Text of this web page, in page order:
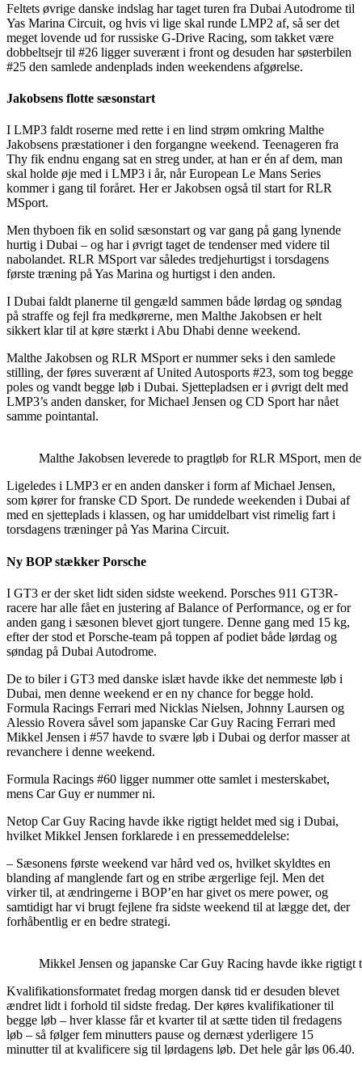
Feltets øvrige danske indslag har taget turen fra Dubai Autodrome til
Yas Marina Circuit, og hvis vi lige skal runde LMP2 af, så ser det
meget lovende ud for russiske G-Drive Racing, som takket være
dobbeltsejr til #26 ligger suverænt i front og desuden har søsterbilen
#25 den samlede andenplads inden weekendens afgørelse.
Jakobsens flotte sæsonstart
I LMP3 faldt roserne med rette i en lind strøm omkring Malthe
Jakobsens præstationer i den forgangne weekend. Teenageren fra
Thy fik endnu engang sat en streg under, at han er én af dem, man
skal holde øje med i LMP3 i år, når European Le Mans Series
kommer i gang til foråret. Her er Jakobsen også til start for RLR
MSport.
Men thyboen fik en solid sæsonstart og var gang på gang lynende
hurtig i Dubai – og har i øvrigt taget de tendenser med videre til
nabolandet. RLR MSport var således tredjehurtigst i torsdagens
første træning på Yas Marina og hurtigst i den anden.
I Dubai faldt planerne til gengæld sammen både lørdag og søndag
på straffe og fejl fra medkørerne, men Malthe Jakobsen er helt
sikkert klar til at køre stærkt i Abu Dhabi denne weekend.
Malthe Jakobsen og RLR MSport er nummer seks i den samlede
stilling, der føres suverænt af United Autosports #23, som tog begge
poles og vandt begge løb i Dubai. Sjettepladsen er i øvrigt delt med
LMP3’s anden dansker, for Michael Jensen og CD Sport har nået
samme pointantal.
Malthe Jakobsen leverede to pragtløb for RLR MSport, men
Ligeledes i LMP3 er en anden dansker i form af Michael Jensen,
som kører for franske CD Sport. De rundede weekenden i Dubai af
med en sjetteplads i klassen, og har umiddelbart vist rimelig fart i
torsdagens træninger på Yas Marina Circuit.
Ny BOP stækker Porsche
I GT3 er der sket lidt siden sidste weekend. Porsches 911 GT3R-
racere har alle fået en justering af Balance of Performance, og er for
anden gang i sæsonen blevet gjort tungere. Denne gang med 15 kg,
efter der stod et Porsche-team på toppen af podiet både lørdag og
søndag på Dubai Autodrome.
De to biler i GT3 med danske islæt havde ikke det nemmeste løb i
Dubai, men denne weekend er en ny chance for begge hold.
Formula Racings Ferrari med Nicklas Nielsen, Johnny Laursen og
Alessio Rovera såvel som japanske Car Guy Racing Ferrari med
Mikkel Jensen i #57 havde to svære løb i Dubai og derfor masser at
revanchere i denne weekend.
Formula Racings #60 ligger nummer otte samlet i mesterskabet,
mens Car Guy er nummer ni.
Netop Car Guy Racing havde ikke rigtigt heldet med sig i Dubai,
hvilket Mikkel Jensen forklarede i en pressemeddelelse:
– Sæsonens første weekend var hård ved os, hvilket skyldtes en
blanding af manglende fart og en stribe ærgerlige fejl. Men det
virker til, at ændringerne i BOP’en har givet os mere power, og
samtidigt har vi brugt fejlene fra sidste weekend til at lægge det, der
forhåbentlig er en bedre strategi.
Mikkel Jensen og japanske Car Guy Racing havde ikke
Kvalifikationsformatet fredag morgen dansk tid er desuden blevet
ændret lidt i forhold til sidste fredag. Der køres kvalifikationer til
begge løb – hver klasse får et kvarter til at sætte tiden til fredagens
løb – så følger fem minutters pause og dernæst yderligere 15
minutter til at kvalificere sig til lørdagens løb. Det hele går løs 06.40.